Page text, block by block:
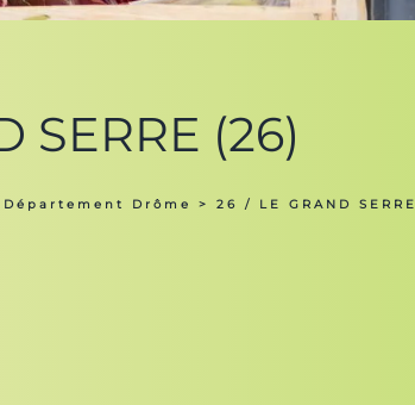
(26)
Drôme > 26 / LE GRAND SERRE